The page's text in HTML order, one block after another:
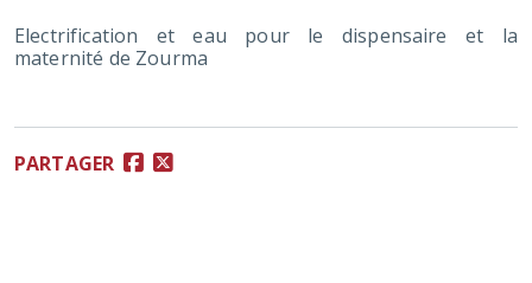
Electrification et eau pour le dispensaire et la
maternité de Zourma
PARTAGER